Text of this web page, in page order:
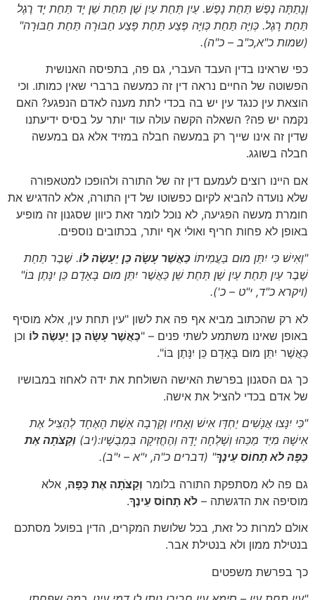
וְנָתַתָּה נֶפֶשׁ תַּחַת נָפֶשׁ. עַיִן תַּחַת עַיִן שֵׁן תַּחַת שֵׁן יָד תַּחַת יָד רֶגֶל
תַּחַת רָגֶל. כְּוִיָּה תַּחַת כְּוִיָּה פֶּצַע תַּחַת פָּצַע חַבּוּרָה תַּחַת חַבּוּרָה"
(שמות כ"א,כ"ב – כ"ה).
כפי שראינו בדין העבד העברי, גם פה, בתפיסה האנושית
הפשוטה של החיים נראה דין זה כמעשה ברברי שאין כמותו. וכי
הוצאת עין כנגד עין יש בה בכדי לתת מענה לאדם הנפגע? האם
נקמה יש פה? השאלה הקשה עולה עוד יותר על בסיס ידיעתנו
שדין זה אינו שייך רק במעשה חבלה במזיד אלא גם במעשה
חבלה בשוגג.
אם היינו רוצים לעמעם דין זה של התורה ולהופכו למטאפורה
שלא נועדה להביא לקיום כפשוטו של דין התורה, אלא להדגיש את
חומרת מעשה הפגיעה, לא נוכל לומר זאת כיוון שסגנון זה מופיע
באופן לא פחות חריף ואולי אף יותר, בכתובים נוספים.
"וְאִישׁ כִּי יִתֵּן מוּם בַּעֲמִיתוֹ כַּאֲשֶׁר עָשָׂה כֵּן יֵעָשֶׂה לּוֹ. שֶׁבֶר תַּחַת
שֶׁבֶר עַיִן תַּחַת עַיִן שֵׁן תַּחַת שֵׁן כַּאֲשֶׁר יִתֵּן מוּם בָּאָדָם כֵּן יִנָּתֶן בּוֹ"
(ויקרא כ"ד, י"ט – כ').
לא רק שהכתוב מביא אף פה את לשון "עין תחת עין, אלא מוסיף
באופן שאינו משתמע לשתי פנים – "כַּאֲשֶׁר עָשָׂה כֵּן יֵעָשֶׂה לּוֹ וכן
כַּאֲשֶׁר יִתֵּן מוּם בָּאָדָם כֵּן יִנָּתֶן בּוֹ".
כך גם הסגנון בפרשת האישה השולחת את ידה לאחוז במבושיו
של אדם בכדי להציל את אישה.
"כִּי יִנָּצוּ אֲנָשִׁים יַחְדָּו אִישׁ וְאָחִיו וְקָרְבָה אֵשֶׁת הָאֶחָד לְהַצִּיל אֶת
אִישָׁהּ מִיַּד מַכֵּהוּ וְשָׁלְחָה יָדָהּ וְהֶחֱזִיקָה בִּמְבֻשָׁיו:(יב) וְקַצֹּתָה אֶת
כַּפָּהּ לֹא תָחוֹס עֵינֶךָ" (דברים כ"ה, י"א – י"ב).
גם פה לא מסתפקת התורה בלומר וְקַצֹּתָה אֶת כַּפָּהּ, אלא
מוסיפה את הדגשתה – לֹא תָחוֹס עֵינֶךָ.
אולם למרות כל זאת, בכל שלושת המקרים, הדין בפועל מסתכם
בנטילת ממון ולא בנטילת אבר.
כך בפרשת משפטים